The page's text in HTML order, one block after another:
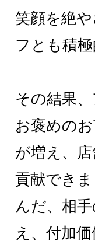
笑顔を絶
フとも積
その結果
お褒めの
が増え、
貢献でき
んだ、相
え、付加